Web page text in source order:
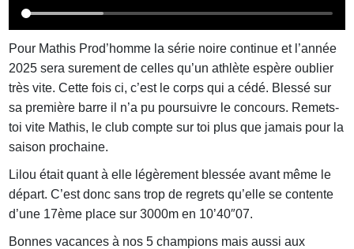
Pour Mathis Prod’homme la série noire continue et l’année
2025 sera surement de celles qu’un athlète espère oublier
très vite. Cette fois ci, c’est le corps qui a cédé. Blessé sur
sa première barre il n’a pu poursuivre le concours. Remets-
toi vite Mathis, le club compte sur toi plus que jamais pour la
saison prochaine.
Lilou était quant à elle légèrement blessée avant même le
départ. C’est donc sans trop de regrets qu’elle se contente
d’une 17ème place sur 3000m en 10’40″07.
Bonnes vacances à nos 5 champions mais aussi aux